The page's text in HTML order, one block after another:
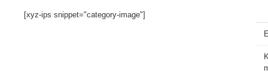
[xyz-ips snippet="category-image"]